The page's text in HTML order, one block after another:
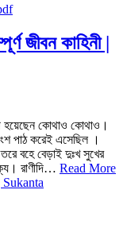
জীবন কাহিনী |
হয়েছেন কোথাও কোথাও।
পাঠ করেই এসেছিল ।
বহে বেড়াই দুঃখ সুখের
রাণীদি… Read More
| Sukanta